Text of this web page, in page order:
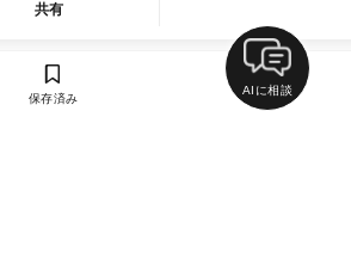
共有
保存済み
AIに相談